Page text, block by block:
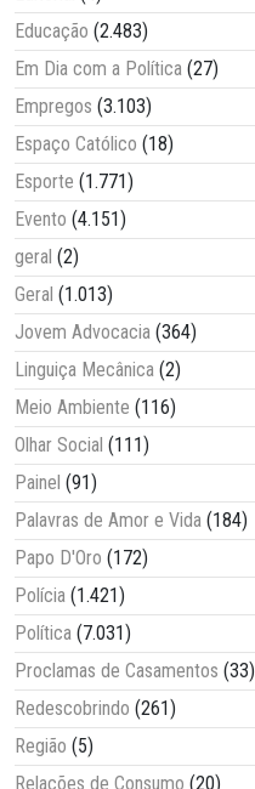
Educação (2.483)
Em Dia com a Política (27)
Empregos (3.103)
Espaço Católico (18)
Esporte (1.771)
Evento (4.151)
geral (2)
Geral (1.013)
Jovem Advocacia (364)
Linguiça Mecânica (2)
Meio Ambiente (116)
Olhar Social (111)
Painel (91)
Palavras de Amor e Vida (184)
Papo D'Oro (172)
Polícia (1.421)
Política (7.031)
Proclamas de Casamentos (33)
Redescobrindo (261)
Região (5)
Relações de Consumo (20)